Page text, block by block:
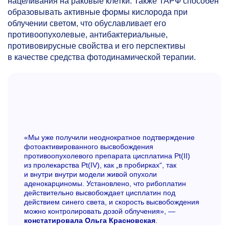
образовывать активные формы кислорода при
облучении светом, что обуславливает его
противоопухолевые, антибактериальные,
противовирусные свойства и его перспективы
в качестве средства фотодинамической терапии.
«Мы уже получили неоднократное подтверждение
фотоактивированного высвобождения
противоопухолевого препарата цисплатина Pt(II)
из пролекарства Pt(IV), как „в пробирках“, так
и внутри внутри модели живой опухоли
аденокарциномы. Установлено, что рибоплатин
действительно высвобождает цисплатин под
действием синего света, и скорость высвобождения
можно контролировать дозой облучения», —
констатировала Ольга Красновская